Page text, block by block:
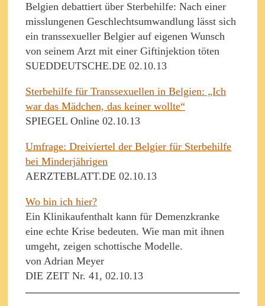
Belgien debattiert über Sterbehilfe: Nach einer
misslungenen Geschlechtsumwandlung lässt sich
ein transsexueller Belgier auf eigenen Wunsch
von seinem Arzt mit einer Giftinjektion töten
SUEDDEUTSCHE.DE 02.10.13
Sterbehilfe für Transsexuellen in Belgien: „Ich
war das Mädchen, das keiner wollte“
SPIEGEL Online 02.10.13
Umfrage: Dreiviertel der Belgier für Sterbehilfe
bei Minderjährigen
AERZTEBLATT.DE 02.10.13
Wo bin ich hier?
Ein Klinikaufenthalt kann für Demenzkranke
eine echte Krise bedeuten. Wie man mit ihnen
umgeht, zeigen schottische Modelle.
von Adrian Meyer
DIE ZEIT Nr. 41, 02.10.13